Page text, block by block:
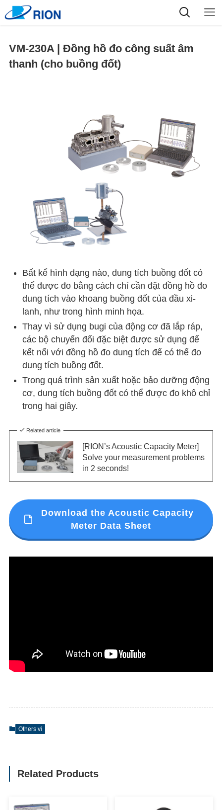
VM-230A | Đồng hồ đo công suất âm
thanh (cho buồng đốt)
Bất kể hình dạng nào, dung tích buồng đốt có
thể được đo bằng cách chỉ cần đặt đồng hồ đo
dung tích vào khoang buồng đốt của đầu xi-
lanh, như trong hình minh họa.
Thay vì sử dụng bugi của động cơ đã lắp ráp,
các bộ chuyển đổi đặc biệt được sử dụng để
kết nối với đồng hồ đo dung tích để có thể đo
dung tích buồng đốt.
Trong quá trình sản xuất hoặc bảo dưỡng động
cơ, dung tích buồng đốt có thể được đo khô chỉ
trong hai giây.
Related article
[RION’s Acoustic Capacity Meter]
Solve your measurement problems
in 2 seconds!
Download the Acoustic Capacity
Meter Data Sheet
Others vi
Related Products